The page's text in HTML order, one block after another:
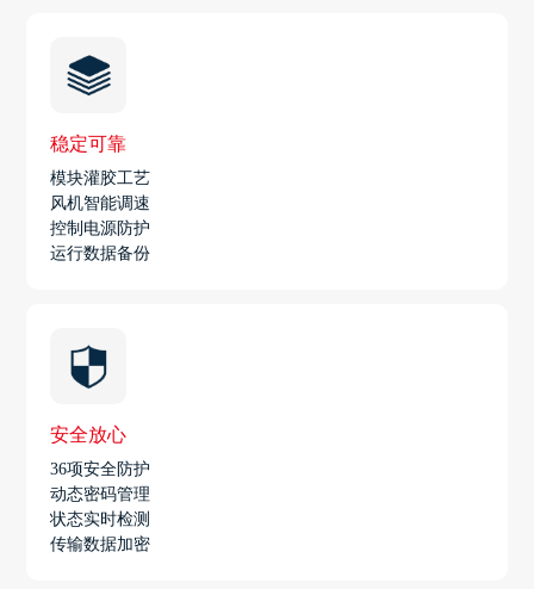
稳定可靠
模块灌胶工艺
风机智能调速
控制电源防护
运行数据备份
安全放心
36项安全防护
动态密码管理
状态实时检测
传输数据加密